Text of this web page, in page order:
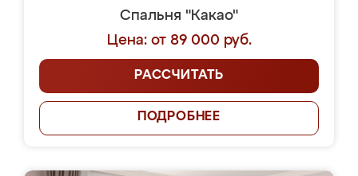
Спальня "Какао"
Цена: от 89 000 руб.
РАССЧИТАТЬ
ПОДРОБНЕЕ